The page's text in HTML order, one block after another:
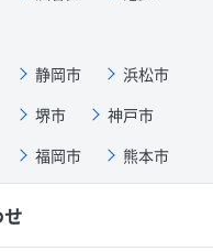
静岡市
浜松市
堺市
神戸市
福岡市 熊本市